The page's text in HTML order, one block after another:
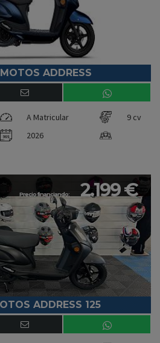
ADDRESS
A Matricular
9 cv
2026
Precio financiando: 2.199 €
ADDRESS 125